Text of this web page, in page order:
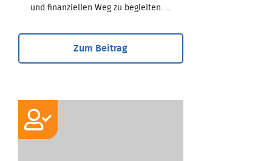
und finanziellen Weg zu begleiten. ...
Zum Beitrag